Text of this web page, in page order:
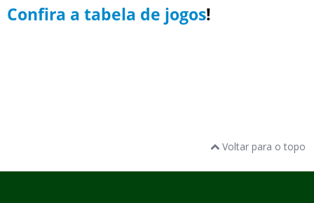
Confira a tabela de jogos!
Voltar para o topo